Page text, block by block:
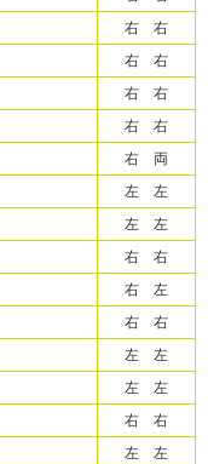
右 右
右 右
右 右
右 右
右 両
左 左
左 左
右 右
右 左
右 右
左 左
左 左
右 右
左 左